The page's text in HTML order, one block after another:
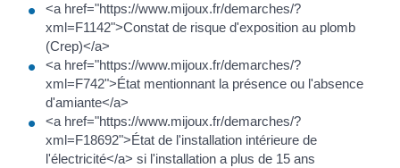
<a href="https://www.mijoux.fr/demarches/?
xml=F1142">Constat de risque d'exposition au plomb
(Crep)</a>
<a href="https://www.mijoux.fr/demarches/?
xml=F742">État mentionnant la présence ou l'absence
d'amiante</a>
<a href="https://www.mijoux.fr/demarches/?
xml=F18692">État de l'installation intérieure de
l'électricité</a> si l'installation a plus de 15 ans